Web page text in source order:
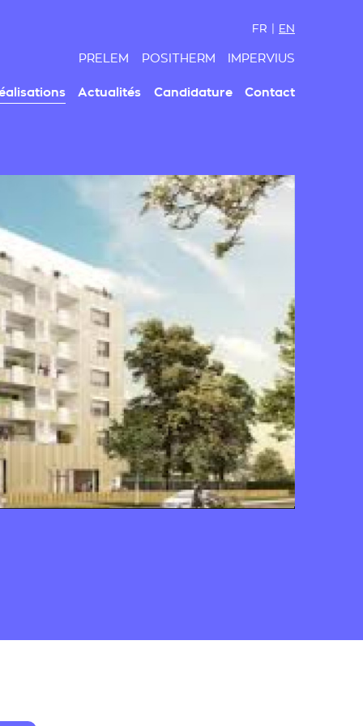
FR | EN
PRELEM POSITHERM IMPERVIUS
Actualités Candidature Contact